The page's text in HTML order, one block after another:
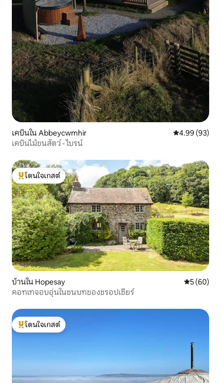
เคบินใน Abbeycwmhir คะแนนเฉลี่ย
4.99 (93)
เคบินไม้ขนสัตว์ - ไบรน์
โดนใจเกสต์ที่สุด
โดนใจเกสต์
บ้านใน Hopesay คะแนนเฉลี่
5 (60)
คอทเทจอบอุ่นในชนบทของชรอปเชียร์
โดนใจเกสต์ที่สุด
โดนใจเกสต์